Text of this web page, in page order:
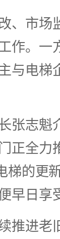
、市
作。一
与电梯
张志魁
正全力
梯的更
早日享
推进老